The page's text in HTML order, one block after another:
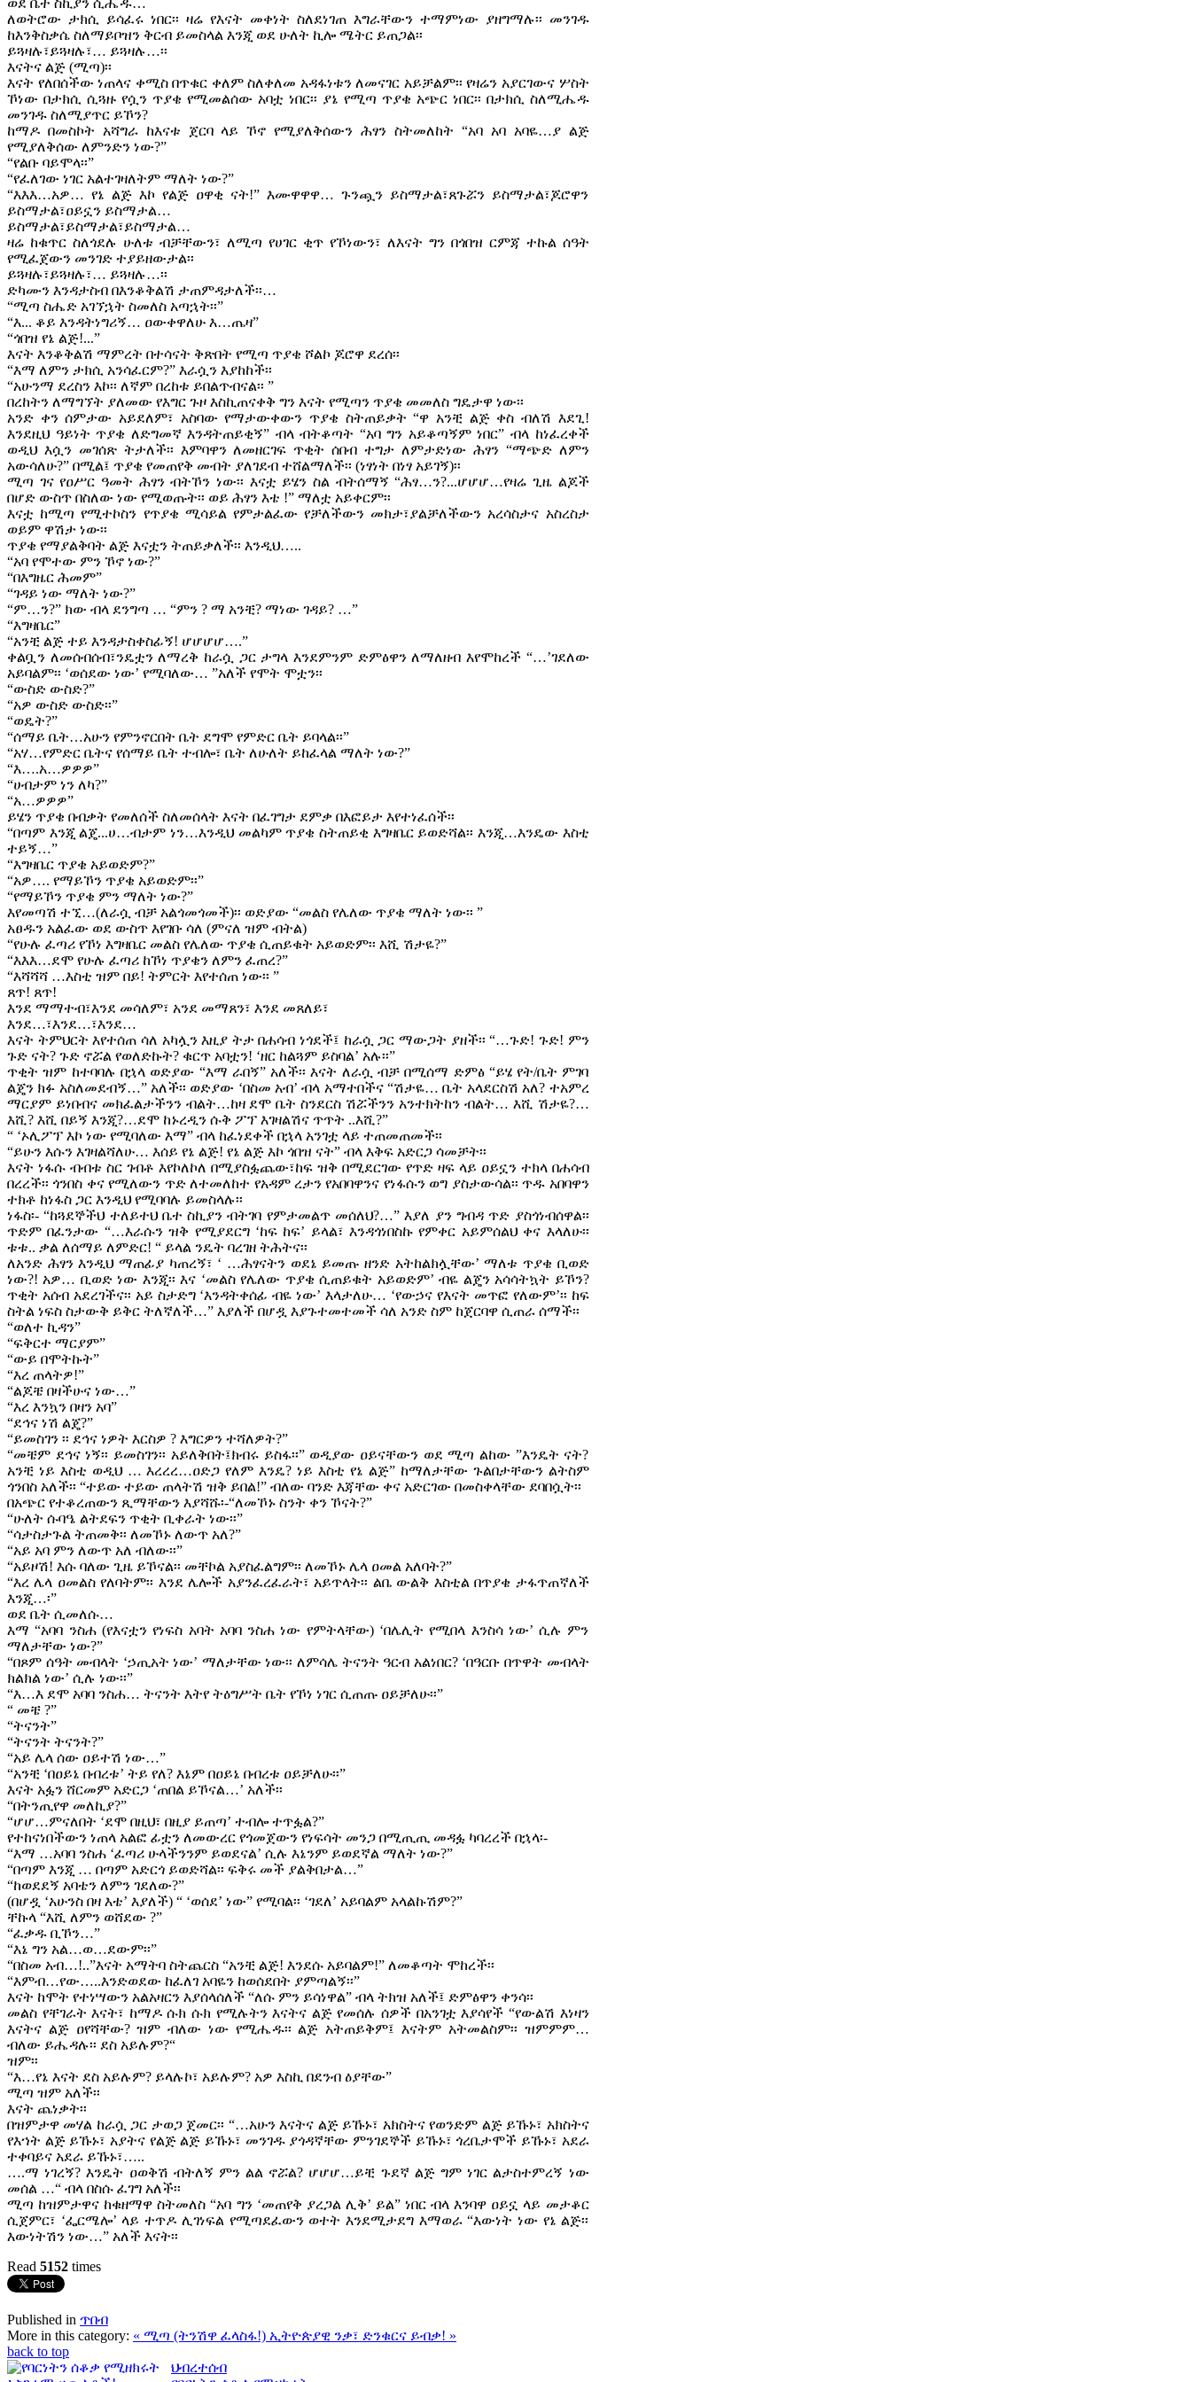
ለወትሮው ታክሲ ይሳፈሩ ነበር፡፡ ዛሬ የእናት መቀነት ስለደነገጠ እግራቸውን ተማምነው ያዘግማሉ፡፡ መንገዱ
ከእንቅስቃሴ ስለማይቦዝን ቅርብ ይመስላል እንጂ ወደ ሁለት ኪሎ ሜትር ይጠጋል፡፡
ይጓዛሉ፣ይጓዛሉ፣… ይጓዛሉ…፡፡
እናትና ልጅ (ሚጣ)፡፡
እናት የለበሰችው ነጠላና ቀሚስ በጥቁር ቀለም ስለቀለመ አዳፋነቱን ለመናገር አይቻልም፡፡ የዛሬን አያርገውና ሦስት
ኾነው በታክሲ ሲጓዙ የሷን ጥያቄ የሚመልሰው አባቷ ነበር፡፡ ያኔ የሚጣ ጥያቄ አጭር ነበር፡፡ በታክሲ ስለሚሔዱ
መንገዱ ስለሚያጥር ይኾን?
ከማዶ በመስኮት አሻግራ ከእናቱ ጀርባ ላይ ኾኖ የሚያለቅሰውን ሕፃን ስትመለከት “አባ አባ አባዬ…ያ ልጅ
የሚያለቅሰው ለምንድን ነው?”
“የልቡ ባይሞላ፡፡”
“የፈለገው ነገር አልተገዛለትም ማለት ነው?”
“እእእ…አዎ… የኔ ልጅ እኮ የልጅ ዐዋቂ ናት!” እሙዋዋዋ… ጉንጯን ይስማታል፣ጸጉሯን ይስማታል፣ጆሮዋን
ይስማታል፣ዐይኗን ይስማታል…
ይስማታል፣ይስማታል፣ይስማታል…
ዛሬ ከቁጥር ስለጎደሉ ሁለቱ ብቻቸውን፣ ለሚጣ የሀገር ቂጥ የኾነውን፣ ለእናት ግን በጎበዝ ርምጃ ተኩል ሰዓት
የሚፈጀውን መንገድ ተያይዘውታል፡፡
ይጓዛሉ፣ይጓዛሉ፣… ይጓዛሉ…፡፡
ድካሙን እንዳታስብ በእንቆቅልሽ ታጠምዳታለች፡፡…
“ሚጣ ስሔድ አገኘኋት ስመለስ አጣኋት፡፡”
“እ... ቆይ እንዳትነግሪኝ… ዐውቀዋለሁ እ…ጤዛ”
“ጎበዝ የኔ ልጅ!...”
እናት እንቆቅልሽ ማምረት በተሳናት ቅጽበት የሚጣ ጥያቄ ሾልኮ ጆሮዋ ደረሰ፡፡
“እማ ለምን ታክሲ አንሳፈርም?” እራሷን እያከከች፡፡
“አሁንማ ደረስን እኮ፡፡ ለኛም በረከቱ ይበልጥብናል፡፡ ”
በረከትን ለማግኘት ያለመው የእግር ጉዞ እስኪጠናቀቅ ግን እናት የሚጣን ጥያቄ መመለስ ግዴታዋ ነው፡፡
አንድ ቀን ሰምታው አይደለም፣ አስባው የማታውቀውን ጥያቄ ስትጠይቃት “ዋ አንቺ ልጅ ቀስ ብለሽ እደጊ!
እንደዚህ ዓይነት ጥያቄ ለድግመኛ እንዳትጠይቂኝ” ብላ ብትቆጣት “አባ ግን አይቆጣኝም ነበር” ብላ ከነፈረቀች
ወዲህ እሷን መገሰጽ ትታለች፡፡ እምባዋን ለመዘርገፍ ጥቂት ሰበብ ተግታ ለምታድነው ሕፃን “ማጭድ ለምን
አውሳለሁ?” በሚል፤ ጥያቄ የመጠየቅ መብት ያለገደብ ተሸልማለች፡፡ (ነፃነት በነፃ አይገኝ)፡፡
ሚጣ ገና የዐሥር ዓመት ሕፃን ብትኾን ነው፡፡ እናቷ ይሄን ስል ብትሰማኝ “ሕፃ…ን?...ሆሆሆ…የዛሬ ጊዜ ልጆች
በሆድ ውስጥ በስለው ነው የሚወጡት፡፡ ወይ ሕፃን እቴ !” ማለቷ አይቀርም፡፡
እናቷ ከሚጣ የሚተኮስን የጥያቄ ሚሳይል የምታልፈው የቻለችውን መክታ፣ያልቻለችውን አረሳስታና አስረስታ
ወይም ዋሽታ ነው፡፡
ጥያቄ የማያልቅባት ልጅ እናቷን ትጠይቃለች፡፡ እንዲህ…..
“አባ የሞተው ምን ኾኖ ነው?”
“በእግዜር ሕመም”
“ገዳይ ነው ማለት ነው?”
“ም…ን?” ክው ብላ ደንግጣ … “ምን ? ማ አንቺ? ማነው ገዳይ? …”
“እግዛቤር”
“አንቺ ልጅ ተይ እንዳታስቀስፊኝ! ሆሆሆሆ….”
ቀልቧን ለመሰብሰብ፣ንዴቷን ለማረቅ ከራሷ ጋር ታግላ እንደምንም ድምፅዋን ለማለዘብ እየሞከረች “…’ገደለው
አይባልም፡፡ ‘ወሰደው ነው’ የሚባለው… ”አለች የሞት ሞቷን፡፡
“ውስድ ውስድ?”
“አዎ ውስድ ውስድ፡፡”
“ወዴት?”
“ሰማይ ቤት…አሁን የምንኖርበት ቤት ደግሞ የምድር ቤት ይባላል፡፡”
“አሃ…የምድር ቤትና የሰማይ ቤት ተብሎ፣ ቤት ለሁለት ይከፈላል ማለት ነው?”
“እ….አ…ዎዎዎ”
“ሀብታም ነን ለካ?”
“አ…ዎዎዎ”
ይሄን ጥያቄ በብቃት የመለሰች ስለመሰላት እናት በፈገግታ ደምቃ በእፎይታ እየተነፈሰች፡፡
“በጣም እንጂ ልጄ...ሀ…ብታም ነን…እንዲህ መልካም ጥያቄ ስትጠይቂ እግዛቤር ይወድሻል፡፡ እንጂ…እንዴው እስቲ
ተይኝ…”
“እግዛቤር ጥያቄ አይወድም?”
“አዎ…. የማይኾን ጥያቄ አይወድም፡፡”
“የማይኾን ጥያቄ ምን ማለት ነው?”
እየመጣሽ ተኚ…(ለራሷ ብቻ አልጎመጎመች)፡፡ ወድያው “መልስ የሌለው ጥያቄ ማለት ነው፡፡ ”
አፀዱን አልፈው ወደ ውስጥ እየገቡ ሳለ (ምናለ ዝም ብትል)
“የሁሉ ፈጣሪ የኾነ እግዛቤር መልስ የሌለው ጥያቄ ሲጠይቁት አይወድም፡፡ እሺ ሽታዬ?”
“እእእ…ደሞ የሁሉ ፈጣሪ ከኾነ ጥያቄን ለምን ፈጠረ?”
“እሻሻሻ …እስቲ ዝም በይ! ትምርት እየተሰጠ ነው፡፡ ”
ጸጥ! ጸጥ!
እንደ ማማተብ፣እንደ መሳለም፣ አንደ መማጸን፣ እንደ መጸለይ፣
እንደ…፣እንደ…፣እንደ…
እናት ትምህርት እየተሰጠ ሳለ አካሏን እዚያ ትታ በሐሳብ ነጎደች፤ ከራሷ ጋር ማውጋት ያዘች፡፡ “…ጉድ! ጉድ! ምን
ጉድ ናት? ጉድ ኖሯል የወለድኩት? ቁርጥ አባቷን! ‘ዘር ከልጓም ይስባል’ አሉ፡፡”
ጥቂት ዝም ከተባባሉ በኋላ ወድያው “እማ ራበኝ” አለች፡፡ እናት ለራሷ ብቻ በሚሰማ ድምፅ “ይሄ የት/ቤት ምገባ
ልጄን ክፉ አስለመደብኝ…” አለች፡፡ ወድያው ‘በስመ አብ’ ብላ አማተበችና “ሽታዬ… ቤት አላደርስሽ አለ? ተአምረ
ማርያም ይነበብና መክፈልታችንን ብልት…ከዛ ደሞ ቤት ስንደርስ ሽሯችንን አንተክትከን ብልት… እሺ ሽታዬ?…
እሺ? እሺ በይኝ እንጂ?…ደሞ ከኑረዲን ሱቅ ፖፕ እገዛልሽና ጥጥት ..እሺ?”
“ ‘ኦሊፖፕ እኮ ነው የሚባለው እማ” ብላ ከፈነደቀች በኋላ አንገቷ ላይ ተጠመጠመች፡፡
“ይሁን እሱን እገዛልሻለሁ… እሰይ የኔ ልጅ! የኔ ልጅ እኮ ጎበዝ ናት” ብላ እቅፍ አድርጋ ሳመቻት፡፡
እናት ነፋሱ ብብቱ ስር ገብቶ እየኮለኮለ በሚያስፏጨው፣ከፍ ዝቅ በሚደርገው የጥድ ዛፍ ላይ ዐይኗን ተክላ በሐሳብ
በረረች፡፡ ጎንበስ ቀና የሚለውን ጥድ ለተመለከተ የአዳም ረታን የአበባዋንና የነፋሱን ወግ ያስታውሳል፡፡ ጥዱ አበባዋን
ተክቶ ከነፋስ ጋር እንዲህ የሚባባሉ ይመስላሉ፡፡
ነፋስ፡- “ከጓደኞችህ ተለይተህ ቤተ ስኪያን ብትገባ የምታመልጥ መሰለህ?…” እያለ ያን ግብዳ ጥድ ያስጎነብሰዋል፡፡
ጥድም በፈንታው “…እራሱን ዝቅ የሚያደርግ ‘ከፍ ከፍ’ ይላል፣ እንዳጎነበስኩ የምቀር አይምሰልህ ቀና እላለሁ፡፡
ቱቱ.. ቃል ለሰማይ ለምድር! “ ይላል ንዴት ባረገዘ ትሕትና፡፡
ለአንድ ሕፃን እንዲህ ማጠፊያ ካጠረኝ፣ ‘ …ሕፃናትን ወደኔ ይመጡ ዘንድ አትከልክሏቸው’ ማለቱ ጥያቄ ቢወድ
ነው?! አዎ… ቢወድ ነው እንጂ፡፡ እና ‘መልስ የሌለው ጥያቄ ሲጠይቁት አይወድም’ ብዬ ልጄን አሳሳትኳት ይኾን?
ጥቂት አሰብ አደረገችና፡፡ አይ ስታድግ ‘እንዳትቀሰፊ ብዬ ነው’ እላታለሁ… ‘የውኃና የእናት መጥፎ የለውም’፡፡ ከፍ
ስትል ነፍስ ስታውቅ ይቅር ትለኛለች…” እያለች በሆዷ እያጉተመተመች ሳለ አንድ ስም ከጀርባዋ ሲጠራ ሰማች፡፡
“ወለተ ኪዳን”
“ፍቅርተ ማርያም”
“ውይ በሞትኩት”
“እረ ጠላትዎ!”
“ልጆቼ በዛችሁና ነው…”
“እረ እንኳን በዛን አባ”
“ደኅና ነሽ ልጄ?”
“ይመስገን ፡፡ ደኅና ነዎት እርስዎ ? እግርዎን ተሻለዎት?”
“መቼም ደኅና ነኝ፡፡ ይመስገን፡፡ አይለቅበት፤ክብሩ ይስፋ፡፡” ወዲያው ዐይናቸውን ወደ ሚጣ ልከው ”እንዴት ናት?
አንቺ ነይ እስቲ ወዲህ … እረረረ…ዐድጋ የለም እንዴ? ነይ እስቲ የኔ ልጅ” ከማለታቸው ጉልበታቸውን ልትስም
ጎንበስ አለች፡፡ “ተይው ተይው ጠላትሽ ዝቅ ይበል!” ብለው ባንድ እጃቸው ቀና አድርገው በመስቀላቸው ደባበሷት፡፡
በአጭር የተቆረጠውን ጺማቸውን እያሻሹ፡-“ለመኾኑ ስንት ቀን ኾናት?”
“ሁለት ሱባዔ ልትደፍን ጥቂት ቢቀራት ነው፡፡”
“ሳታስታጉል ትጠመቅ፡፡ ለመኾኑ ለውጥ አለ?”
“አይ አባ ምን ለውጥ አለ ብለው፡፡”
“አይዞሽ! እሱ ባለው ጊዜ ይኾናል፡፡ መቸኮል አያስፈልግም፡፡ ለመኾኑ ሌላ ዐመል አለባት?”
“እረ ሌላ ዐመልስ የለባትም፡፡ እንደ ሌሎች አያንፈረፈራት፣ አይጥላት፡፡ ልቤ ውልቅ እስቲል በጥያቄ ታፋጥጠኛለች
እንጂ…፡”
ወደ ቤት ሲመለሱ…
እማ “አባባ ንስሐ (የእናቷን የነፍስ አባት አባባ ንስሐ ነው የምትላቸው) ‘በሌሊት የሚበላ እንስሳ ነው’ ሲሉ ምን
ማለታቸው ነው?”
“በጾም ሰዓት መብላት ‘ኃጢአት ነው’ ማለታቸው ነው፡፡ ለምሳሌ ትናንት ዓርብ አልነበር? ‘በዓርቡ በጥዋት መብላት
ክልክል ነው’ ሲሉ ነው፡፡”
“እ…እ ደሞ አባባ ንስሐ… ትናንት እትየ ትዕግሥት ቤት የኾነ ነገር ሲጠጡ ዐይቻለሁ፡፡”
“ መቼ ?”
“ትናንት”
“ትናንት ትናንት?”
“አይ ሌላ ሰው ዐይተሽ ነው…”
“አንቺ ‘በዐይኔ በብረቱ’ ትይ የለ? እኔም በዐይኔ በብረቱ ዐይቻለሁ፡፡”
እናት አፏን ሸርመም አድርጋ ‘ጠበል ይኾናል…’ አለች፡፡
“በትንጢየዋ መለኪያ?”
“ሆሆ…ምናለበት ‘ደሞ በዚህ፣ በዚያ ይጠጣ’ ተብሎ ተጥፏል?”
የተከናነበችውን ነጠላ አልፎ ፊቷን ለመውረር የጎመጀውን የነፍሳት መንጋ በሚጢጢ መዳፏ ካባረረች በኋላ፡-
“እማ …አባባ ንስሐ ‘ፈጣሪ ሁላችንንም ይወደናል’ ሲሉ እኔንም ይወደኛል ማለት ነው?”
“በጣም እንጂ … በጣም አድርጎ ይወድሻል፡፡ ፍቅሩ መች ያልቅበታል…”
“ከወደደኝ አባቴን ለምን ገደለው?”
(በሆዷ ‘አሁንስ በዛ እቴ’ እያለች) “ ‘ወሰደ’ ነው” የሚባል፡፡ ‘ገደለ’ አይባልም አላልኩሽም?”
ቸኩላ “እሺ ለምን ወሸደው ?”
“ፈቃዱ ቢኾን…”
“እኔ ግን አል…ወ…ደውም፡፡”
“በስመ አብ…!..”እናት አማትባ ስትጨርስ “አንቺ ልጅ! እንደሱ አይባልም!” ለመቆጣት ሞከረች፡፡
“እምብ…የው…..እንድወደው ከፈለገ አባዬን ከወሰደበት ያምጣልኝ፡፡”
እናት ከሞት የተነሣውን አልአዛርን እያሰላሰለች “ለሱ ምን ይሳነዋል” ብላ ትክዝ አለች፤ ድምፅዋን ቀንሳ፡፡
መልስ የቸገራት እናት፣ ከማዶ ሱክ ሱክ የሚሉትን እናትና ልጅ የመሰሉ ሰዎች በአንገቷ እያሳየች “የውልሽ እነዛን
እናትና ልጅ ዐየሻቸው? ዝም ብለው ነው የሚሔዱ፡፡ ልጅ አትጠይቅም፤ እናትም አትመልስም፡፡ ዝምምም…
ብለው ይሔዳሉ፡፡ ደስ አይሉም?“
ዝም፡፡
“እ…የኔ እናት ደስ አይሉም? ይላሉኮ፣ አይሉም? አዎ እስኪ በደንብ ዕያቸው”
ሚጣ ዝም አለች፡፡
እናት ጨነቃት፡፡
በዝምታዋ መሃል ከራሷ ጋር ታወጋ ጀመር፡፡ “…አሁን እናትና ልጅ ይኹኑ፣ አክስትና የወንድም ልጅ ይኹኑ፣ አክስትና
የእኀት ልጅ ይኹኑ፣ አያትና የልጅ ልጅ ይኹኑ፣ መንገዱ ያጎዳኛቸው ምንገደኞች ይኹኑ፣ ጎረቤታሞች ይኹኑ፣ አደራ
ተቀባይና አደራ ይኹኑ፣…..
….ማ ነገረኝ? እንዴት ዐወቅሽ ብትለኝ ምን ልል ኖሯል? ሆሆሆ…ይቺ ጉደኛ ልጅ ግም ነገር ልታስተምረኝ ነው
መሰል …“ ብላ በስሱ ፈገግ አለች፡፡
ሚጣ ከዝምታዋና ከቁዘማዋ ስትመለስ “አባ ግን ‘መጠየቅ ያረጋል ሊቅ’ ይል” ነበር ብላ እንባዋ ዐይኗ ላይ መታቆር
ሲጀምር፣ ‘ፌርሜሎ’ ላይ ተጥዶ ሊገነፍል የሚጣደፈውን ወተት እንደሚታደግ እማወራ “እውነት ነው የኔ ልጅ፡፡
እውነትሽን ነው…” አለች እናት፡፡
Read 5152 times
Published in ጥበብ
More in this category: « ሚጣ (ትንሽዋ ፈላስፋ!) ኢትዮጵያዊ ንቃ፣ ድንቁርና ይብቃ! »
back to top
ህብረተሰብ